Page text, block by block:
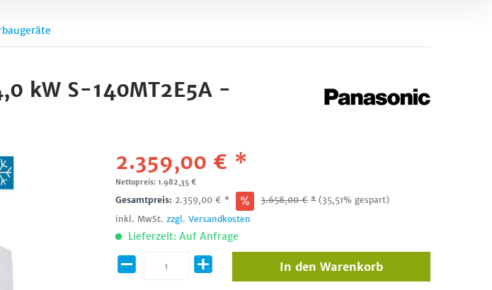
kW S-140MT2E5A -
2.359,00 € *
Nettopreis: 1.982,35 €
Gesamtpreis: 2.359,00 € * 3.658,00€ * (35,51% gespart)
inkl. MwSt.zzgl. Versandkosten
Lieferzeit: Auf Anfrage
In den Warenkorb